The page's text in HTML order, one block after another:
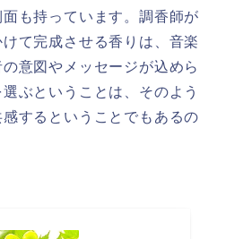
も持っています。調香師が
て完成させる香りは、音楽
意図やメッセージが込めら
ぶということは、そのよう
するということでもあるの